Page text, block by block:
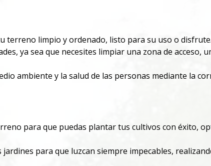
terreno limpio y ordenado, listo para su uso o disfrute.
ya sea que necesites limpiar una zona de acceso,
ambiente y la salud de las personas mediante la
para que puedas plantar tus cultivos con éxito,
para que luzcan siempre impecables,